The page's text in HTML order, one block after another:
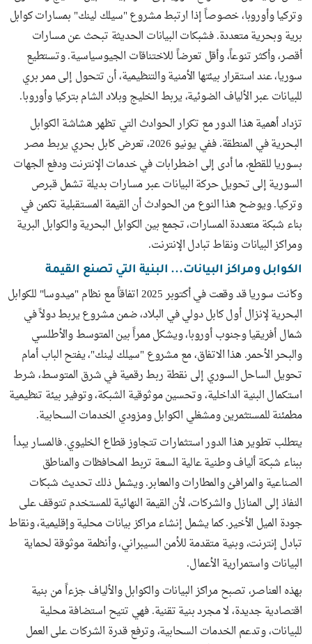
وتركيا وأوروبا، خصوصاً إذا ارتبط مشروع "سيلك لينك" بمسارات كوابل
برية وبحرية متعددة. فشبكات البيانات الحديثة تبحث عن مسارات
أقصر، وأكثر تنوعاً، وأقل تعرضاً للاختناقات الجيوسياسية. وتستطيع
سوريا، عند استقرار بيئتها الأمنية والتنظيمية، أن تتحول إلى ممر بري
للبيانات عبر الألياف الضوئية، يربط الخليج وبلاد الشام بتركيا وأوروبا.
تزداد أهمية هذا الدور مع تكرار الحوادث التي تظهر هشاشة الكوابل
البحرية في المنطقة. ففي يونيو 2026، تعرض كابل بحري يربط مصر
بسوريا للقطع، ما أدى إلى اضطرابات في خدمات الإنترنت ودفع الجهات
السورية إلى تحويل حركة البيانات عبر مسارات بديلة تشمل قبرص
وتركيا. ويوضح هذا النوع من الحوادث أن القيمة المستقبلية تكمن في
بناء شبكة متعددة المسارات، تجمع بين الكوابل البحرية والكوابل البرية
ومراكز البيانات ونقاط تبادل الإنترنت.
الكوابل ومراكز البيانات... البنية التي تصنع القيمة
وكانت سوريا قد وقعت في أكتوبر 2025 اتفاقاً مع نظام "ميدوسا" للكوابل
البحرية لإنزال أول كابل دولي في البلاد، ضمن مشروع يربط دولاً في
شمال أفريقيا وجنوب أوروبا، ويشكل ممراً بين المتوسط والأطلسي
والبحر الأحمر. هذا الاتفاق، مع مشروع "سيلك لينك"، يفتح الباب أمام
تحويل الساحل السوري إلى نقطة ربط رقمية في شرق المتوسط، شرط
استكمال البنية الداخلية، وتحسين موثوقية الشبكة، وتوفير بيئة تنظيمية
مطمئنة للمستثمرين ومشغلي الكوابل ومزودي الخدمات السحابية.
يتطلب تطوير هذا الدور استثمارات تتجاوز قطاع الخليوي. فالمسار يبدأ
ببناء شبكة ألياف وطنية عالية السعة تربط المحافظات والمناطق
الصناعية والمرافئ والمطارات والمعابر. ويشمل ذلك تحديث شبكات
النفاذ إلى المنازل والشركات، لأن القيمة النهائية للمستخدم تتوقف على
جودة الميل الأخير. كما يشمل إنشاء مراكز بيانات محلية وإقليمية، ونقاط
تبادل إنترنت، وبنية متقدمة للأمن السيبراني، وأنظمة موثوقة لحماية
البيانات واستمرارية الأعمال.
بهذه العناصر، تصبح مراكز البيانات والكوابل والألياف جزءاً من بنية
اقتصادية جديدة، لا مجرد بنية تقنية. فهي تتيح استضافة محلية
للبيانات، وتدعم الخدمات السحابية، وترفع قدرة الشركات على العمل